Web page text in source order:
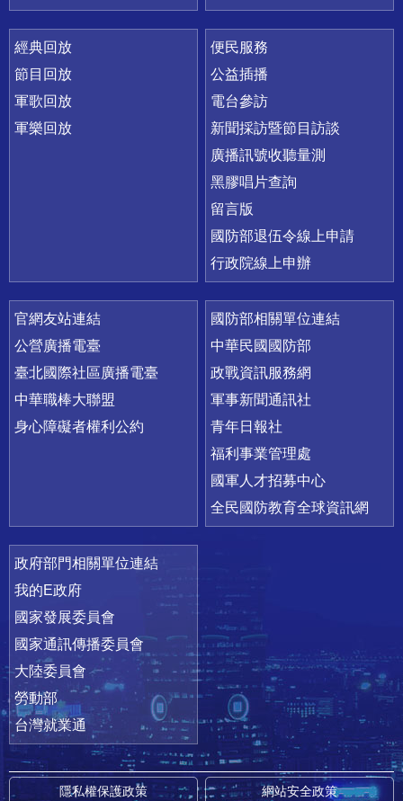
經典回放
節目回放
軍歌回放
軍樂回放
便民服務
公益插播
電台參訪
新聞採訪暨節目訪談
廣播訊號收聽量測
黑膠唱片查詢
留言版
國防部退伍令線上申請
行政院線上申辦
官網友站連結
公營廣播電臺
臺北國際社區廣播電臺
中華職棒大聯盟
身心障礙者權利公約
國防部相關單位連結
中華民國國防部
政戰資訊服務網
軍事新聞通訊社
青年日報社
福利事業管理處
國軍人才招募中心
全民國防教育全球資訊網
政府部門相關單位連結
我的E政府
國家發展委員會
國家通訊傳播委員會
大陸委員會
勞動部
台灣就業通
隱私權保護政策 網站安全政策